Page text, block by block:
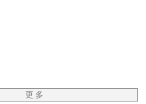
更 多